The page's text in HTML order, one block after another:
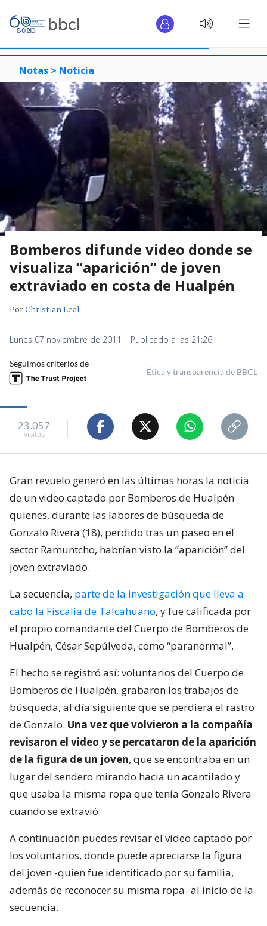
Notas > Noticia
Bomberos difunde video donde se
visualiza “aparición” de joven
extraviado en costa de Hualpén
PorChristian Leal
Lunes 07 noviembre de 2011 | Publicado a las 21:26
Seguimos criterios de
Ética y transparencia de BBCL
23.057
visitas
Gran revuelo generó en las últimas horas la noticia
de un video captado por Bomberos de Hualpén
quienes, durante las labores de búsqueda de
Gonzalo Rivera (18), perdido tras un paseo en el
sector Ramuntcho, habrían visto la “aparición” del
joven extraviado.
La secuencia, parte de la investigación que lleva a
cabo la Fiscalía de Talcahuano, y fue calificada por
el propio comandante del Cuerpo de Bomberos de
Hualpén, César Sepúlveda, como “paranormal”.
El hecho se registró así: voluntarios del Cuerpo de
Bomberos de Hualpén, grabaron los trabajos de
búsqueda, al día siguiente que se perdiera el rastro
de Gonzalo. Una vez que volvieron a la compañía
revisaron el video y se percataron de la aparición
de la figura de un joven, que se encontraba en un
lugar del sendero mirando hacia un acantilado y
que usaba la misma ropa que tenía Gonzalo Rivera
cuando se extravió.
A continuación puedes revisar el video captado por
los voluntarios, donde puede apreciarse la figura
del joven -quien fue identificado por su familia,
además de reconocer su misma ropa- al inicio de la
secuencia.